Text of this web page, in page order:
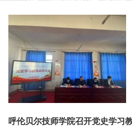
呼伦贝尔技师学院召开党史学习